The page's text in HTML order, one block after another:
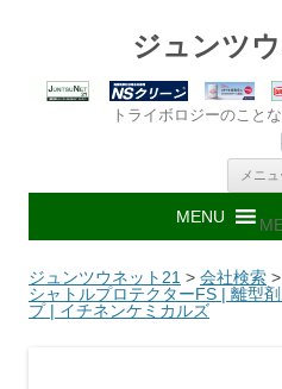
ジュンツ
トライボロジーのこと
メニュ
ジュンツウネット21 > 会社検索 >
シャトルプロテクターFS | 離型
プ | イチネンケミカルズ